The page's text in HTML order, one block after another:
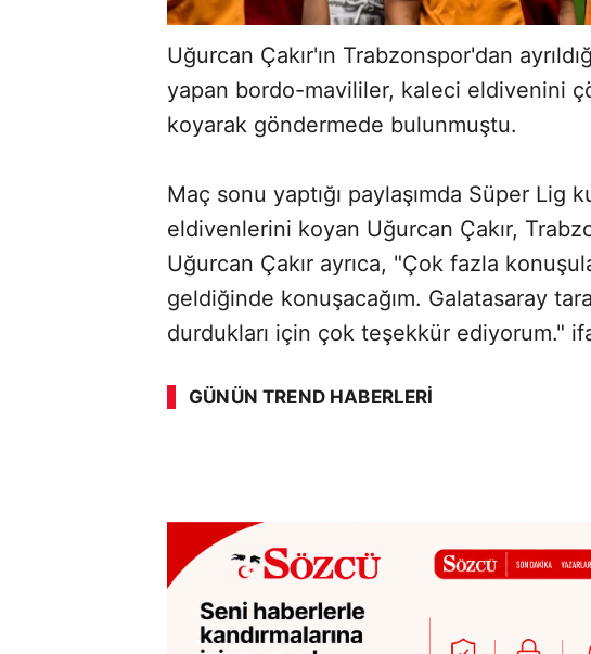
Uğurcan Çakır'ın Trabzonspor'dan
yapan bordo-mavililer, kaleci eldivenini
koyarak göndermede bulunmuştu.
Maç sonu yaptığı paylaşımda Süper Lig
eldivenlerini koyan Uğurcan Çakır,
Uğurcan Çakır ayrıca, "Çok fazla
geldiğinde konuşacağım. Galatasaray
durdukları için çok teşekkür ediyorum."
GÜNÜN TREND HABERLERI